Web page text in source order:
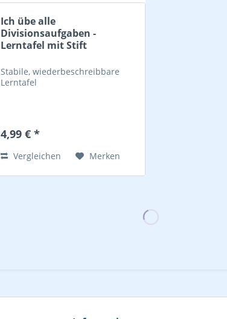
Ich übe alle
Divisionsaufgaben -
Lerntafel mit Stift
Stabile, wiederbeschreibbare
Lerntafel
4,99 € *
Vergleichen Merken